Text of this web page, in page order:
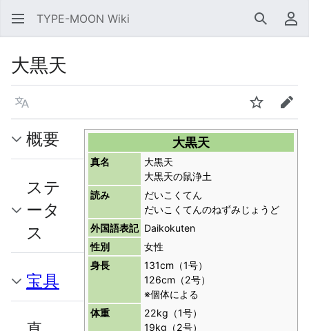
TYPE-MOON Wiki 検索 利
大黒天
言語 ウォッチ編集
大黒天
真名
大黒天
大黒天の鼠浄土
読み
だいこくてん
だいこくてんのねずみじょうど
外国語表記 Daikokuten
性別
女性
身長
131cm（1号）
126cm（2号）
※個体による
体重
22kg（1号）
19kg（2号）
概要
ステ
ータ
ス
宝具